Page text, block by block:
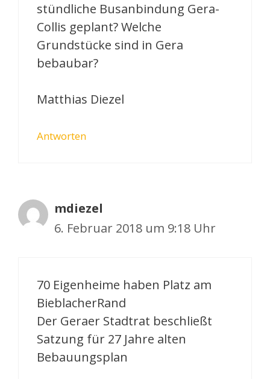
stündliche Busanbindung Gera-
Collis geplant? Welche
Grundstücke sind in Gera
bebaubar?
Matthias Diezel
Antworten
mdiezel
6. Februar 2018 um 9:18 Uhr
70 Eigenheime haben Platz am
BieblacherRand
Der Geraer Stadtrat beschließt
Satzung für 27 Jahre alten
Bebauungsplan